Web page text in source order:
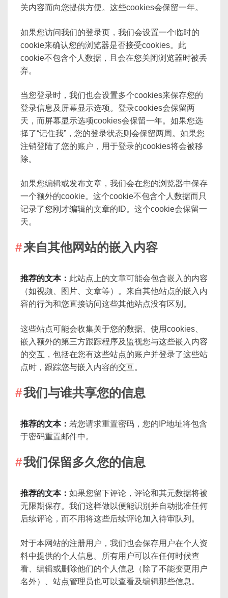
关内容而向您提供方便。这些cookies会保留一年。
如果您访问我们的登录页，我们会设置一个临时的
cookie来确认您的浏览器是否接受cookies。此
cookie不包含个人数据，且会在您关闭浏览器时被丢
弃。
当您登录时，我们也会设置多个cookies来保存您的
登录信息及屏幕显示选项。登录cookies会保留两
天，而屏幕显示选项cookies会保留一年。如果您选
择了“记住我”，您的登录状态则会保留两周。如果您
注销登陆了您的账户，用于登录的cookies将会被移
除。
如果您编辑或发布文章，我们会在您的浏览器中保存
一个额外的cookie。这个cookie不包含个人数据而只
记录了您刚才编辑的文章的ID。这个cookie会保留一
天。
来自其他网站的嵌入内容
推荐的文本： 此站点上的文章可能会包含嵌入的内容
（如视频、图片、文章等）。来自其他站点的嵌入内
容的行为和您直接访问这些其他站点没有区别。
这些站点可能会收集关于您的数据、使用cookies、
嵌入额外的第三方跟踪程序及监视您与这些嵌入内容
的交互，包括在您有这些站点的账户并登录了这些站
点时，跟踪您与嵌入内容的交互。
我们与谁共享您的信息
推荐的文本： 若您请求重置密码，您的IP地址将包含
于密码重置邮件中。
我们保留多久您的信息
推荐的文本： 如果您留下评论，评论和其元数据将被
无限期保存。我们这样做以便能识别并自动批准任何
后续评论，而不用将这些后续评论加入待审队列。
对于本网站的注册用户，我们也会保存用户在个人资
料中提供的个人信息。所有用户可以在任何时候查
看、编辑或删除他们的个人信息（除了不能变更用户
名外）、站点管理员也可以查看及编辑那些信息。